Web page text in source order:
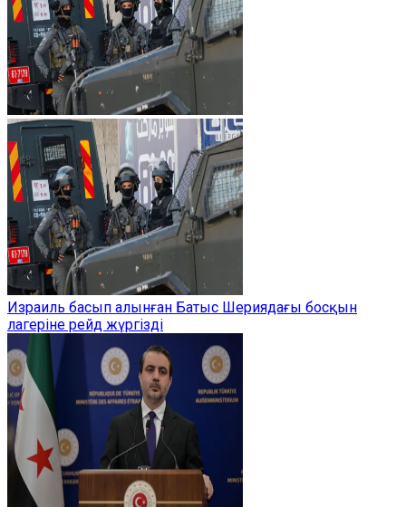
Израиль басып алынған Батыс Шериядағы босқын
лагеріне рейд жүргізді